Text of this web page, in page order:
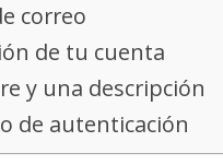
correo
de tu cuenta
y una descripción
de autenticación